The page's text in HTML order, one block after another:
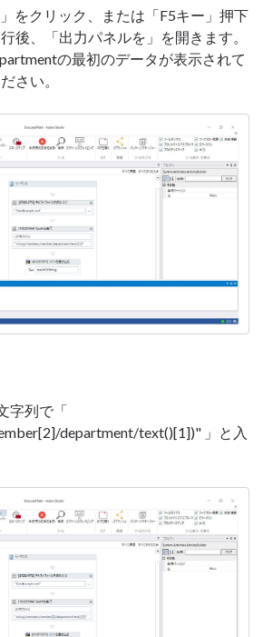
」をクリック、または「F5キー」押下
後、「出力パネルを」を開きます。
の最初のデータが表示されて
さい。
字列で「
department/text()[1])" 」と入